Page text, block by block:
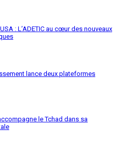
: L’ADETIC au cœur des nouveaux
lance deux plateformes
le Tchad dans sa